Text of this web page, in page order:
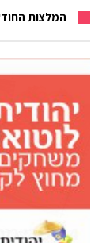
המלצות